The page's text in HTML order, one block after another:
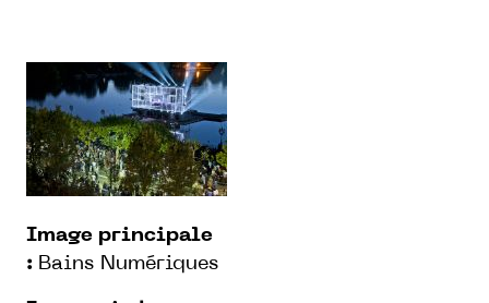
Image principale
: Bains Numériques